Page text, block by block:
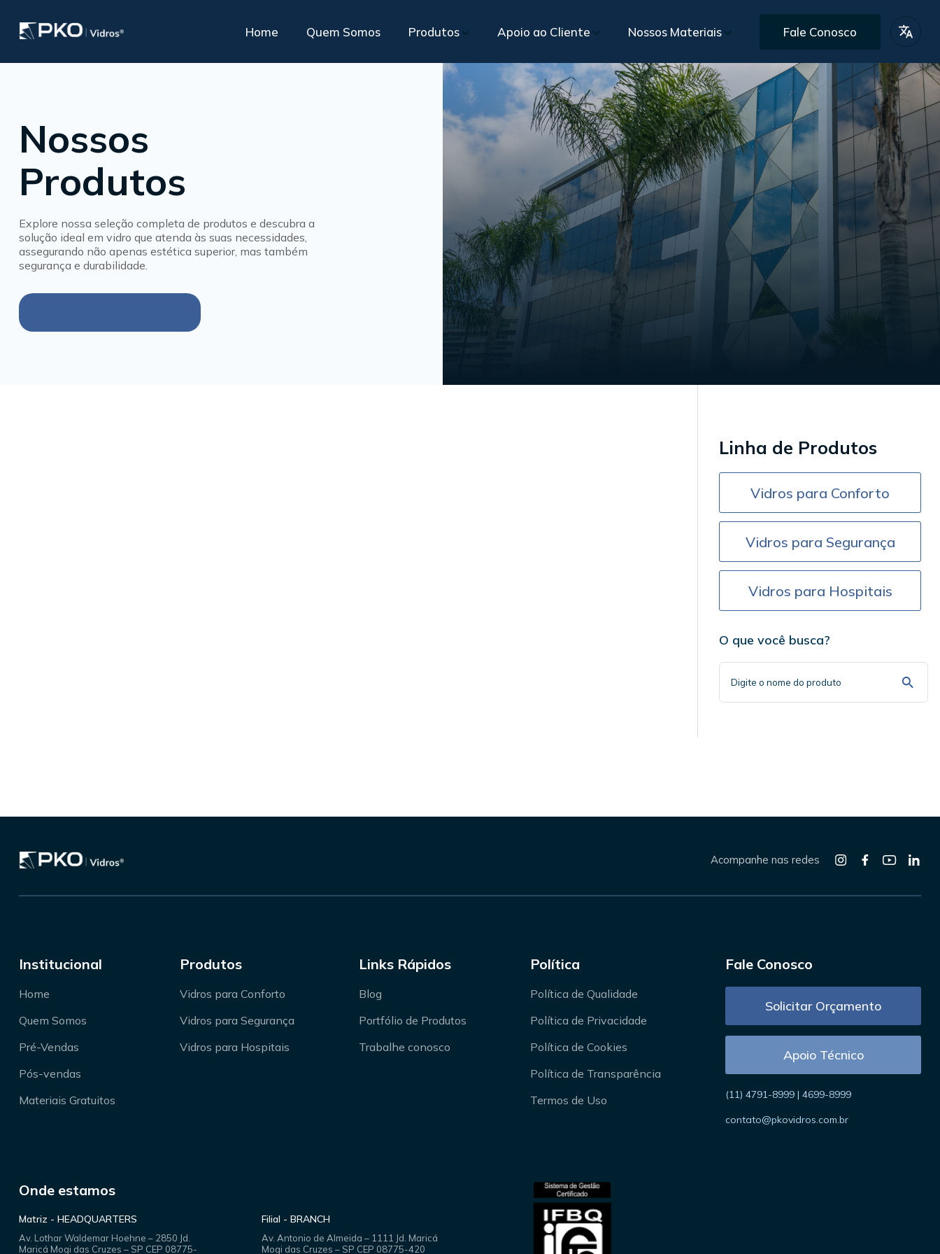
Nossa linha
de produtos
Controle Solar
Insulado ou duplo
Vidros para Hospitais
Inteligente PKO Privacy Glass®
Insulado Termo-Acústico
Insulado com Persiana Interna
apoio especializado
para seus clientes
Suporte especializado em todas as etapas do projeto
Pré-Vendas
Atendimento comercial personalizado
Pós-Vendas
Assistência e garantia pós-entrega
Portfólio de Projetos
Materiais Gratuitos
Blog ES
Home Quem Somos Produtos Apoio ao Cliente Nossos Materiais Fale Conosco
Nossos
Produtos
Explore nossa seleção completa de produtos e descubra a
solução ideal em vidro que atenda às suas necessidades,
assegurando não apenas estética superior, mas também
segurança e durabilidade.
Linha de Produtos
Vidros para Conforto
Vidros para Segurança
Vidros para Hospitais
O que você busca?
Acompanhe nas redes
Institucional
Home
Quem Somos
Pré-Vendas
Pós-vendas
Materiais Gratuitos
Produtos
Vidros para Conforto
Vidros para Segurança
Vidros para Hospitais
Links Rápidos
Blog
Portfólio de Produtos
Trabalhe conosco
Política
Política de Qualidade
Política de Privacidade
Política de Cookies
Política de Transparência
Termos de Uso
Fale Conosco
Solicitar Orçamento
Apoio Técnico
(11) 4791-8999 | 4699-8999
contato@pkovidros.com.br
Onde estamos
Matriz - HEADQUARTERS
Av. Lothar Waldemar Hoehne – 2850 Jd.
Maricá Mogi das Cruzes – SP CEP 08775-
Filial - BRANCH
Av. Antonio de Almeida – 1111 Jd. Maricá
Mogi das Cruzes – SP CEP 08775-420